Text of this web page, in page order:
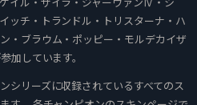
ッチ・トランドル・トリスターナ・ハ
・ブラウム・ポッピー・モルデカイザ
加しています。
シリーズに収録されているすべてのス